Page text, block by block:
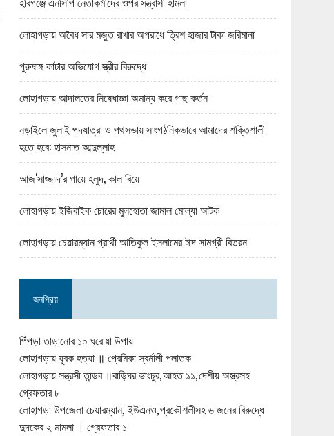
লোহাগড়ায় অবৈধ সার মজুত রাখার অপরাধে ত্রিশ হাজার টাকা জরিমানা
পুরুষাঙ্গ কাটার অভিযোগ স্ত্রীর বিরুদ্ধে
লোহাগড়ায় আদালতের নিষেধাজ্ঞা অমান্য করে গাছ কর্তন
নড়াইলে জুলাই পদযাত্রা ও পথসভায় সাংগঠনিকভাবে আমাদের শক্তিশালী
হতে হবে: হাসনাত আব্দুল্লাহ
আজ‘সাজ্জাদ’র গায়ে হলুদ, কাল বিয়ে
লোহাগড়ায় ইজিবাইক চোরের মুলহোতা জামাল মোল্যা আটক
লোহাগড়ায় চেয়ারম্যান প্রার্থী আতিকুল ইসলামের ঈদ সামগ্রী বিতরন
জনপ্রিয়
পিঁপড়া তাড়ানোর ১০ ঘরোয়া উপায়
লোহাগড়ায় যুবক হত্যা ॥ প্রেমিকা স্বর্নালী পলাতক
লোহাগড়ায় সন্ত্রসী তান্ডব ॥বাড়িঘর ভাংচুর,আহত ১১,দেশীয় অস্ত্রসহ
গ্রেফতার ৮
লোহাগড়া উপজেলা চেয়ারম্যান, ইউএনও,প্রকৌশলীসহ ৬ জনের বিরুদ্ধে
দুদকের ২ মামলা । গ্রেফতার ১